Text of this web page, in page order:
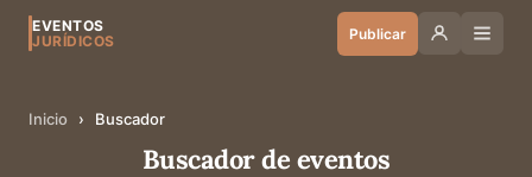
EVENTOS
JURÍDICOS
Publicar
Inicio › Buscador
Buscador de eventos